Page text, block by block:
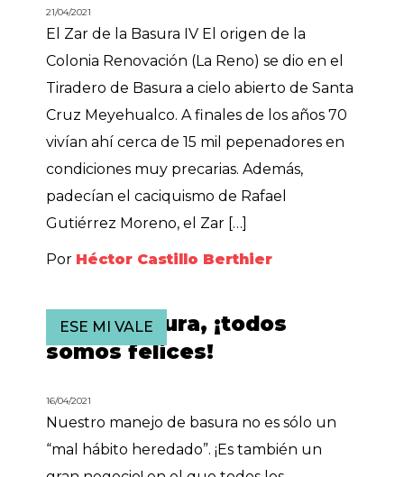
21/04/2021
El Zar de la Basura IV El origen de la
Colonia Renovación (La Reno) se dio en el
Tiradero de Basura a cielo abierto de Santa
Cruz Meyehualco. A finales de los años 70
vivían ahí cerca de 15 mil pepenadores en
condiciones muy precarias. Además,
padecían el caciquismo de Rafael
Gutiérrez Moreno, el Zar […]
Por Héctor Castillo Berthier
ESE MI VALE
Con la basura, ¡todos
somos felices!
16/04/2021
Nuestro manejo de basura no es sólo un
“mal hábito heredado”. ¡Es también un